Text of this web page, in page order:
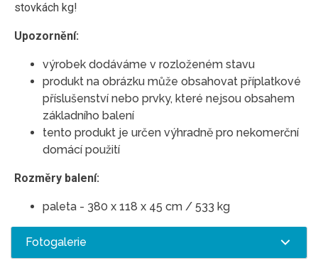
stovkách kg!
Upozornění:
výrobek dodáváme v rozloženém stavu
produkt na obrázku může obsahovat příplatkové
příslušenství nebo prvky, které nejsou obsahem
základního balení
tento produkt je určen výhradně pro nekomerční
domácí použití
Rozměry balení:
paleta - 380 x 118 x 45 cm / 533 kg
Fotogalerie